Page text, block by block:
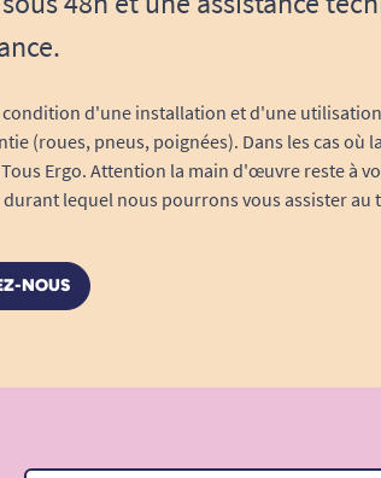
d'une installation et d'une
(roues, pneus, poignées). Dans les cas où
Ergo. Attention la main d'œuvre reste à
lequel nous pourrons vous assister au
NOUS